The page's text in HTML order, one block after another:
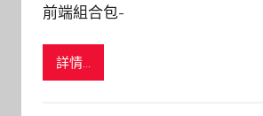
前端組合包-
詳情...